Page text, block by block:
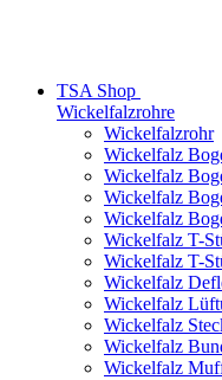
TSA Shop
Wickelfalzrohre
Wickelfalzrohr
Wickelfalz
Wickelfalz
Wickelfalz
Wickelfalz
Wickelfalz T-
Wickelfalz T-
Wickelfalz
Wickelfalz
Wickelfalz
Wickelfalz
Wickelfalz